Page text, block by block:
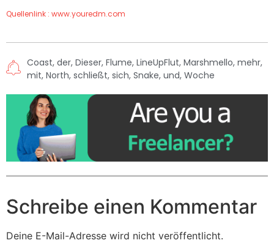
Quellenlink : www.youredm.com
Coast, der, Dieser, Flume, LineUpFlut, Marshmello, mehr,
mit, North, schließt, sich, Snake, und, Woche
Schreibe einen Kommentar
Deine E-Mail-Adresse wird nicht veröffentlicht.